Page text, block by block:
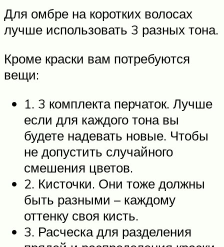
Для омбре на коротких волосах
лучше использовать 3 разных тона.
Кроме краски вам потребуются
вещи:
1. 3 комплекта перчаток. Лучше
если для каждого тона вы
будете надевать новые. Чтобы
не допустить случайного
смешения цветов.
2. Кисточки. Они тоже должны
быть разными – каждому
оттенку своя кисть.
3. Расческа для разделения